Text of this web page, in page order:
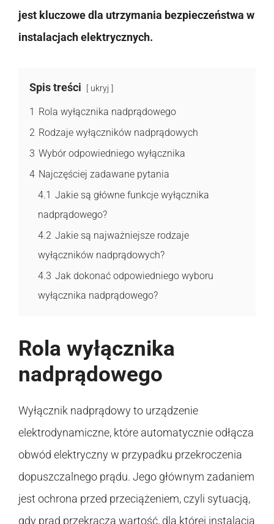
jest kluczowe dla utrzymania bezpieczeństwa w
instalacjach elektrycznych.
Spis treści ukryj
1 Rola wyłącznika nadprądowego
2 Rodzaje wyłączników nadprądowych
3 Wybór odpowiedniego wyłącznika
4 Najczęściej zadawane pytania
4.1 Jakie są główne funkcje wyłącznika
nadprądowego?
4.2 Jakie są najważniejsze rodzaje
wyłączników nadprądowych?
4.3 Jak dokonać odpowiedniego wyboru
wyłącznika nadprądowego?
Rola wyłącznika
nadprądowego
Wyłącznik nadprądowy to urządzenie
elektrodynamiczne, które automatycznie odłącza
obwód elektryczny w przypadku przekroczenia
dopuszczalnego prądu. Jego głównym zadaniem
jest ochrona przed przeciążeniem, czyli sytuacją,
gdy prąd przekracza wartość, dla której instalacja